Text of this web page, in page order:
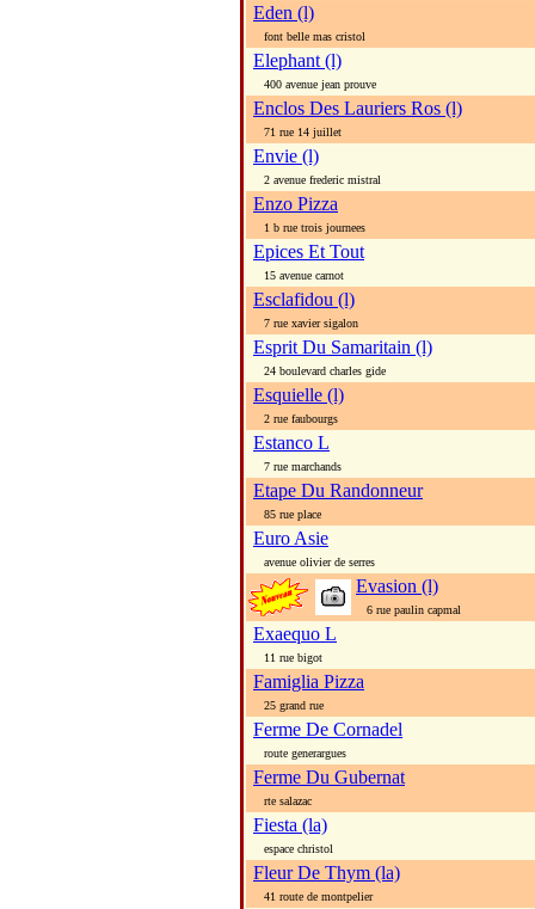
Eden (l)
font belle mas cristol
Elephant (l)
400 avenue jean prouve
Enclos Des Lauriers Ros (l)
71 rue 14 juillet
Envie (l)
2 avenue frederic mistral
Enzo Pizza
1 b rue trois journees
Epices Et Tout
15 avenue carnot
Esclafidou (l)
7 rue xavier sigalon
Esprit Du Samaritain (l)
24 boulevard charles gide
Esquielle (l)
2 rue faubourgs
Estanco L
7 rue marchands
Etape Du Randonneur
85 rue place
Euro Asie
avenue olivier de serres
Evasion (l)
6 rue paulin capmal
Exaequo L
11 rue bigot
Famiglia Pizza
25 grand rue
Ferme De Cornadel
route generargues
Ferme Du Gubernat
rte salazac
Fiesta (la)
espace christol
Fleur De Thym (la)
41 route de montpelier